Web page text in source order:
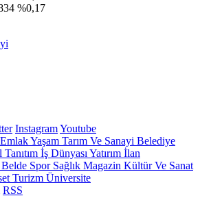
%0,17
InstagramYoutube
EmlakYaşam Tarım Ve Sanayi Belediye
Tanıtım İş Dünyası Yatırım İlan
SporSağlık Magazin Kültür Ve Sanat
Turizm Üniversite
RSS